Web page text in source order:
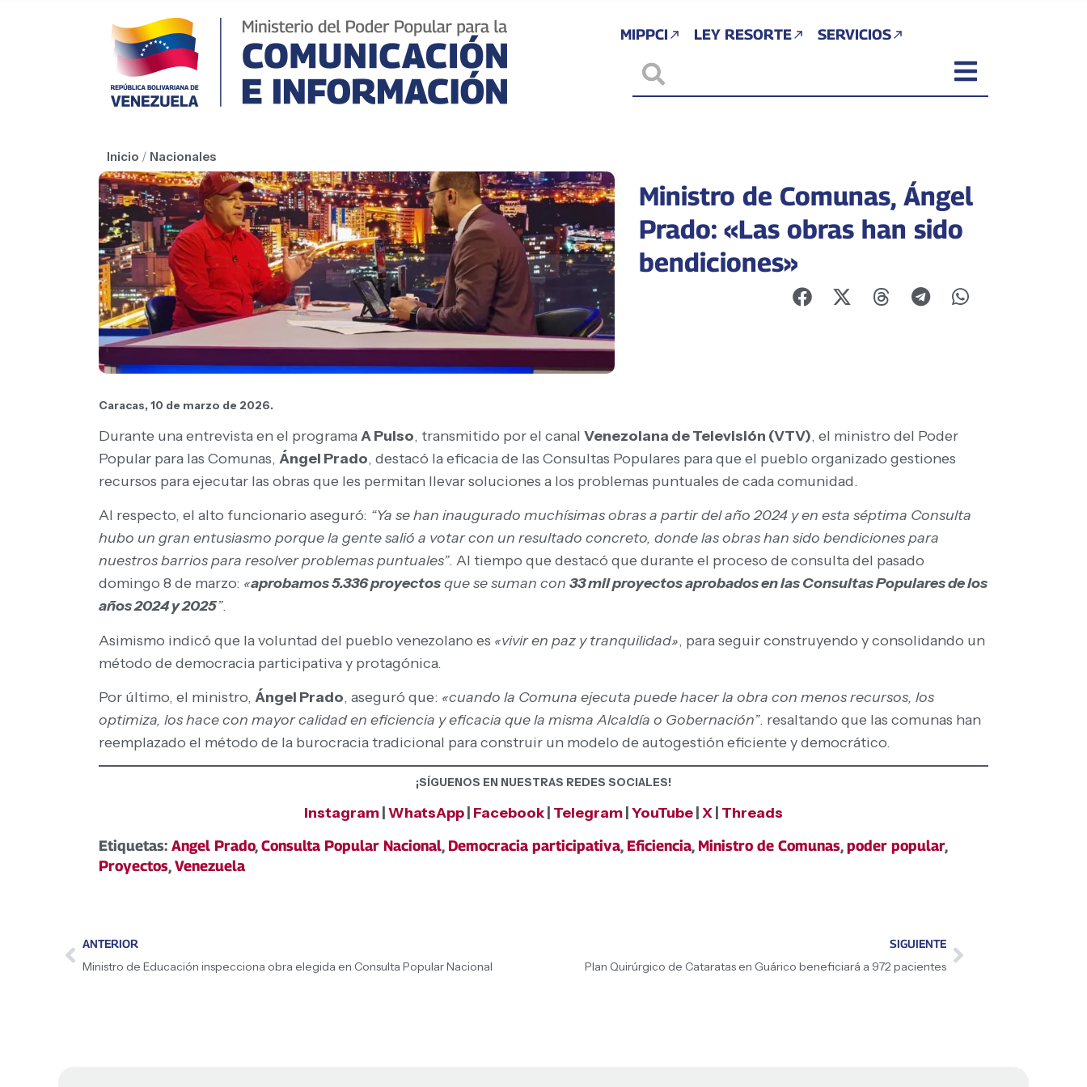
MIPPCI LEY RESORTE SERVICIOS
Inicio / Nacionales
Ministro de Comunas, Ángel
Prado: «Las obras han sido
bendiciones»
Caracas, 10 de marzo de 2026.
Durante una entrevista en el programaA Pulso, transmitido por el canal Venezolana de Televisión (VTV), el ministro del Poder
Popular para las Comunas, Ángel Prado, destacó la eficacia de las Consultas Populares para que el pueblo organizado gestiones
recursos para ejecutar las obras que les permitan llevar soluciones a los problemas puntuales de cada comunidad.
Al respecto, el alto funcionario aseguró: “Ya se han inaugurado muchísimas obras a partir del año 2024 y en esta séptima Consulta
hubo un gran entusiasmo porque la gente salió a votar con un resultado concreto, donde las obras han sido bendiciones para
nuestros barrios para resolver problemas puntuales”. Al tiempo que destacó que durante el proceso de consulta del pasado
domingo 8 de marzo: «aprobamos 5.336 proyectosque se suman con 33 mil proyectos aprobados en las Consultas Populares de los
años 2024 y 2025”.
Asimismo indicó que la voluntad del pueblo venezolano es «vivir en paz y tranquilidad», para seguir construyendo y consolidando un
método de democracia participativa y protagónica.
Por último, el ministro, Ángel Prado, aseguró que: «cuando la Comuna ejecuta puede hacer la obra con menos recursos, los
optimiza, los hace con mayor calidad en eficiencia y eficacia que la misma Alcaldía o Gobernación”. resaltando que las comunas han
reemplazado el método de la burocracia tradicional para construir un modelo de autogestión eficiente y democrático.
¡SÍGUENOS EN NUESTRAS REDES SOCIALES!
Instagram WhatsApp Facebook Telegram YouTube X Threads
Etiquetas: Angel Prado,Consulta Popular Nacional, Democracia participativa, Eficiencia, Ministro de Comunas,poder popular,
Proyectos,Venezuela
ANTERIOR
Ministro de Educación inspecciona obra elegida en Consulta Popular Nacional
SIGUIENTE
Plan Quirúrgico de Cataratas en Guárico beneficiará a 972 pacientes